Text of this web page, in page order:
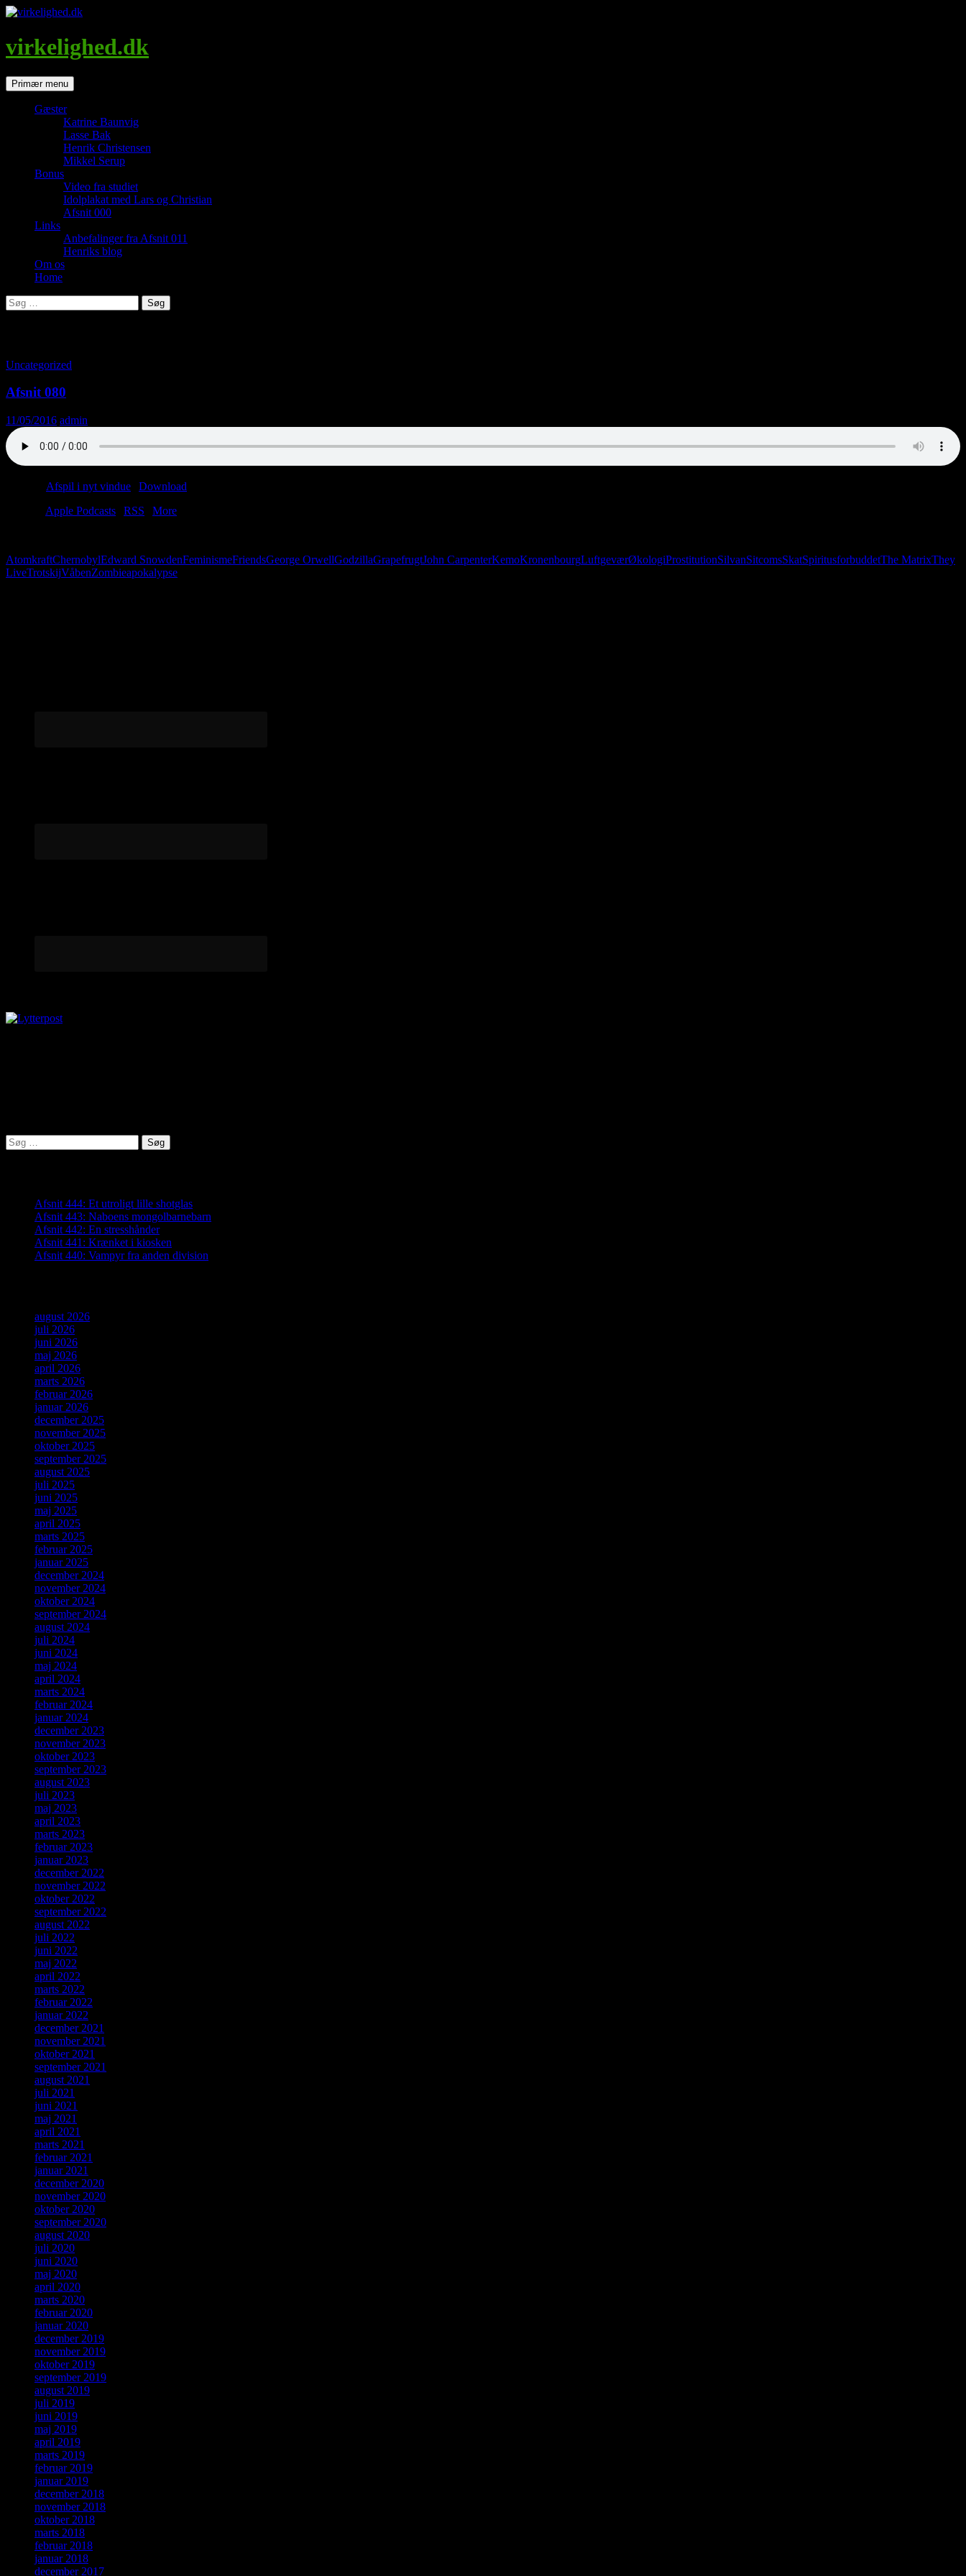
Hop
indhold
virkelighed.dk
SøgPrimær menu
Gæster
Katrine Baunvig
Lasse Bak
Henrik Christensen
Mikkel Serup
Bonus
Video fra studiet
Idolplakat med Lars og Christian
Afsnit 000
Links
Anbefalinger fra Afsnit 011
Henriks blog
Om os
Home
Søg
efter:
Uncategorized
Afsnit 080
11/05/2016 admin
Afspil i nyt vindue Download
Apple Podcasts RSS
More
AtomkraftChernobylEdward SnowdenFeminismeFriendsGeorge OrwellGodzillaGrapefrugtJohn CarpenterKemoKronenbourgLuftgeværØkologiProstitutionSilvanSitcomsSkatSpiritusforbuddetThe MatrixThey
LiveTrotskijVåbenZombieapokalypse
Søg
efter:
Afsnit 444: Et utroligt lille shotglas
Afsnit 443: Naboens mongolbarnebarn
Afsnit 442: En stresshånder
Afsnit 441: Krænket i kiosken
Afsnit 440: Vampyr fra anden division
august 2026
juli 2026
juni 2026
maj 2026
april 2026
marts 2026
februar 2026
januar 2026
december 2025
november 2025
oktober 2025
september 2025
august 2025
juli 2025
juni 2025
maj 2025
april 2025
marts 2025
februar 2025
januar 2025
december 2024
november 2024
oktober 2024
september 2024
august 2024
juli 2024
juni 2024
maj 2024
april 2024
marts 2024
februar 2024
januar 2024
december 2023
november 2023
oktober 2023
september 2023
august 2023
juli 2023
maj 2023
april 2023
marts 2023
februar 2023
januar 2023
december 2022
november 2022
oktober 2022
september 2022
august 2022
juli 2022
juni 2022
maj 2022
april 2022
marts 2022
februar 2022
januar 2022
december 2021
november 2021
oktober 2021
september 2021
august 2021
juli 2021
juni 2021
maj 2021
april 2021
marts 2021
februar 2021
januar 2021
december 2020
november 2020
oktober 2020
september 2020
august 2020
juli 2020
juni 2020
maj 2020
april 2020
marts 2020
februar 2020
januar 2020
december 2019
november 2019
oktober 2019
september 2019
august 2019
juli 2019
juni 2019
maj 2019
april 2019
marts 2019
februar 2019
januar 2019
december 2018
november 2018
oktober 2018
marts 2018
februar 2018
januar 2018
december 2017